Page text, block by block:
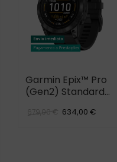
Garmin Epix™ Pro
(Gen2) Standard
679,00 € 634,00 €